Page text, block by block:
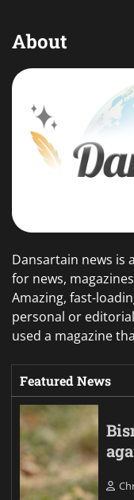
About
Dansartain news is
for news,
Amazing, fast-
personal or
used a magazine
Featured News